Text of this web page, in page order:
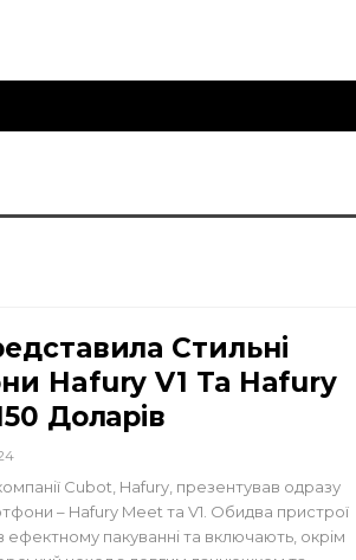
Стильні
Hafury V1 Та Hafury
Доларів
Cubot, Hafury, презентував одразу
– Hafury Meet та V1. Обидва пристрої
ефектному пакуванні та включають, окрім